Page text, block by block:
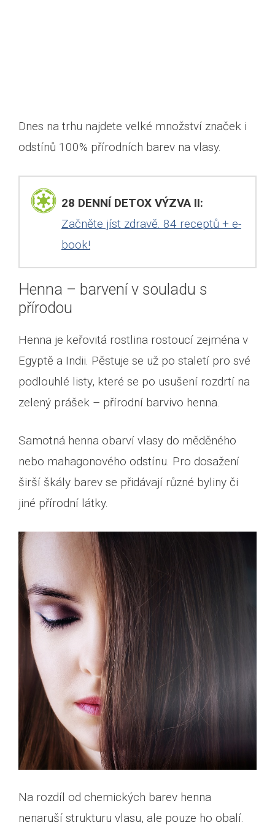
Dnes na trhu najdete velké množství značek i
odstínů 100% přírodních barev na vlasy.
28 DENNÍ DETOX VÝZVA II:
Začněte jíst zdravě. 84 receptů + e-
book!
Henna – barvení v souladu s
přírodou
Henna je keřovitá rostlina rostoucí zejména v
Egyptě a Indii. Pěstuje se už po staletí pro své
podlouhlé listy, které se po usušení rozdrtí na
zelený prášek – přírodní barvivo henna.
Samotná henna obarví vlasy do měděného
nebo mahagonového odstínu. Pro dosažení
širší škály barev se přidávají různé byliny či
jiné přírodní látky.
Na rozdíl od chemických barev henna
nenaruší strukturu vlasu, ale pouze ho obalí.